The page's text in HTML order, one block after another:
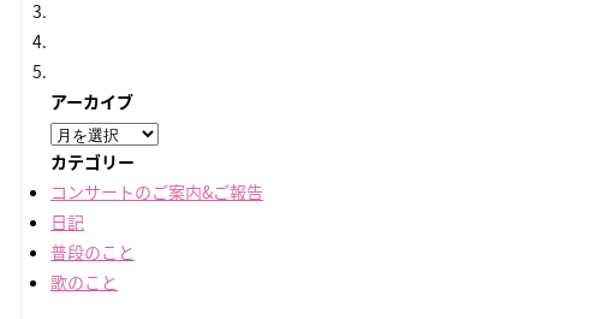
アーカイブ
ア
ー
カ
イ
ブ
カテゴリー
コンサートのご案内&ご報告
日記
普段のこと
歌のこと